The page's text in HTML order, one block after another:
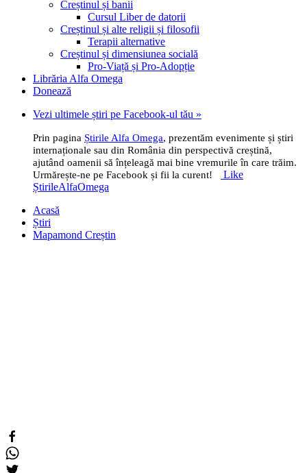
Creștinul și banii
Cursul Liber de datorii
Creștinul și alte religii și filosofii
Terapii alternative
Creștinul și dimensiunea socială
Pro-Viață și Pro-Adopție
Librăria Alfa Omega
Donează
Vezi ultimele știri pe Facebook-ul tău »
Prin pagina Știrile Alfa Omega, prezentăm evenimente și știri
internaționale sau din România din perspectivă creștină,
ajutând oamenii să înțeleagă mai bine vremurile în care trăim.
Urmărește-ne pe Facebook și fii la curent!
Like
ȘtirileAlfaOmega
Acasă
Știri
Mapamond Creștin